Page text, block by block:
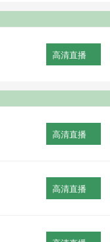
高清直播
高清直播
高清直播